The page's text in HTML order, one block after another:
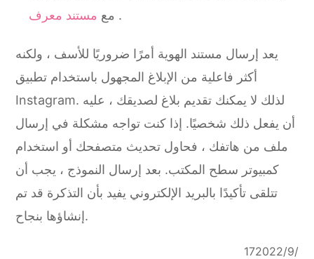
مع .
يعد إرسال مستند الهوية أمرًا ضروريًا للأسف ، ولكنه
أكثر فاعلية من الإبلاغ المجهول باستخدام تطبيق
Instagram. لذلك لا يمكنك تقديم بلاغ لصديقك ، عليه
أن يفعل ذلك شخصيًا. إذا كنت تواجه مشكلة في إرسال
ملف من هاتفك ، فحاول تحديث متصفحك أو استخدام
كمبيوتر سطح المكتب. بعد إرسال النموذج ، يجب أن
تتلقى تأكيدًا بالبريد الإلكتروني يفيد بأن التذكرة قد تم
إنشاؤها بنجاح.
17‏/9‏/2022